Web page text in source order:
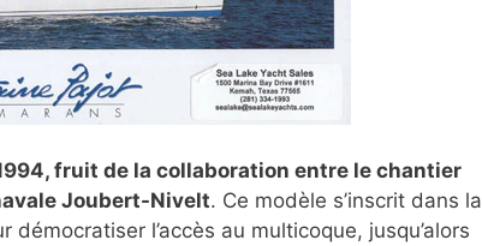
fruit de la collaboration entre le chantier
Joubert-Nivelt. Ce modèle s’inscrit dans la
l’accès au multicoque, jusqu’alors